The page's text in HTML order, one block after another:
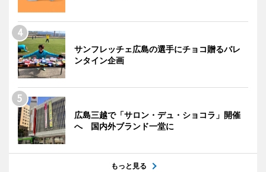
サンフレッチェ広島の選手にチョコ贈るバレ
ンタイン企画
広島三越で「サロン・デュ・ショコラ」開催
へ 国内外ブランド一堂に
もっと見る